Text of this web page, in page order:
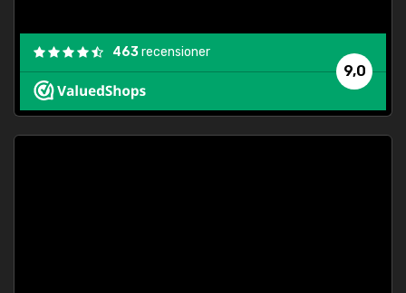
9,0
463recensioner